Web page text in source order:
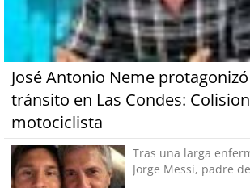
José Antonio Neme
tránsito en Las Condes:
motociclista
Tras una larga
Jorge Messi, padre